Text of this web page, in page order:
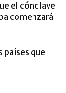
el cónclave
comenzará
países que